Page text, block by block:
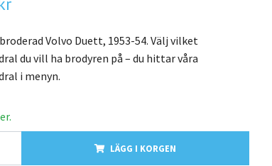
Volvo Duett, 1953-54. Välj vilket
du vill ha brodyren på – du hittar våra
i menyn.
LÄGG I KORGEN